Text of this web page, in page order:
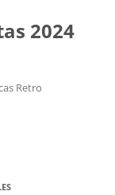
2024
Retro